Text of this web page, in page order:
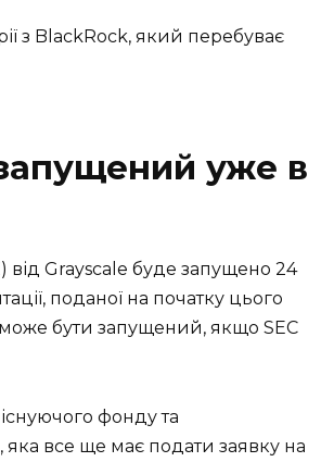
з BlackRock, який перебуває
уже в
від Grayscale буде запущено 24
поданої на початку цього
бути запущений, якщо SEC
фонду та
все ще має подати заявку на